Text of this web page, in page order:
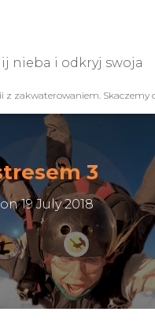
nieba i odkryj swoja
z zakwaterowaniem. Skaczemy
3
19 July 2018